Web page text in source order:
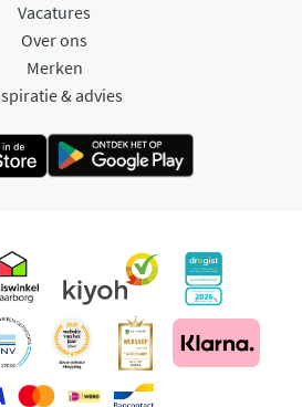
Vacatures
Over ons
Merken
& advies